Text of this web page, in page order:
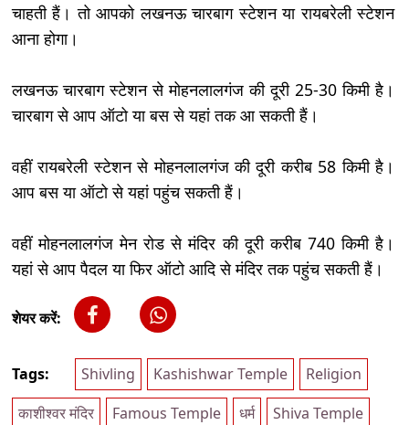
चाहती हैं। तो आपको लखनऊ चारबाग स्टेशन या रायबरेली स्टेशन
आना होगा।
लखनऊ चारबाग स्टेशन से मोहनलालगंज की दूरी 25-30 किमी है।
चारबाग से आप ऑटो या बस से यहां तक आ सकती हैं।
वहीं रायबरेली स्टेशन से मोहनलालगंज की दूरी करीब 58 किमी है।
आप बस या ऑटो से यहां पहुंच सकती हैं।
वहीं मोहनलालगंज मेन रोड से मंदिर की दूरी करीब 740 किमी है।
यहां से आप पैदल या फिर ऑटो आदि से मंदिर तक पहुंच सकती हैं।
शेयर करें:
Tags: Shivling Kashishwar Temple
Religion
काशीश्वर मंदिर
Famous Temple धर्म Shiva Temple